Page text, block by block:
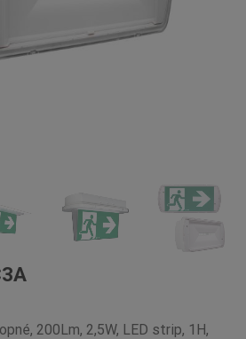
200Lm, 2,5W, LED strip, 1H,